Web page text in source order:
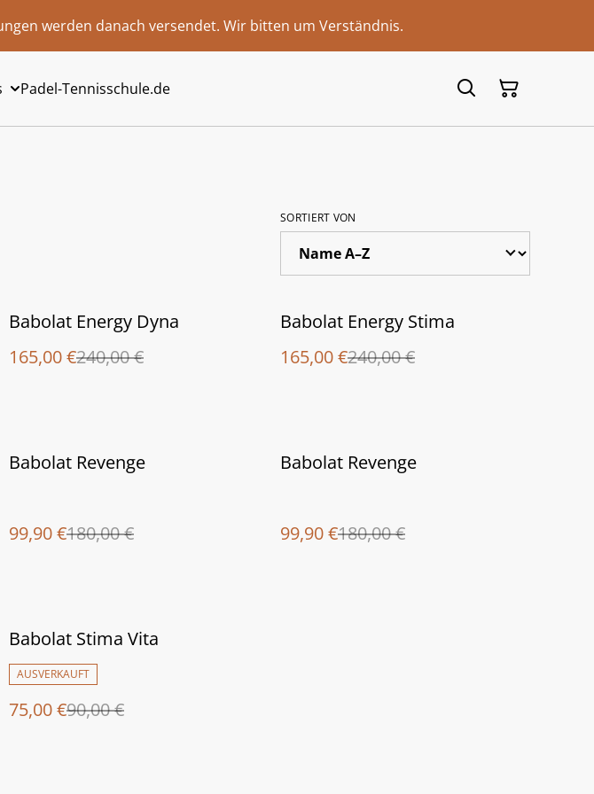
werden danach versendet. Wir bitten um Verständnis.
Padel-Tennisschule.de
SORTIERT VON
%
Babolat Energy Dyna
165,00 €240,00 €
%
Babolat Energy Stima
165,00 €240,00 €
%
Babolat Revenge
99,90 €180,00 €
%
Babolat Revenge
99,90 €180,00 €
%
Babolat Stima Vita
AUSVERKAUFT
75,00 €90,00 €